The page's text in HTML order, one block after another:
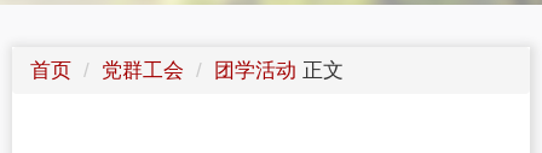
首页 党群工会 团学活动 正文